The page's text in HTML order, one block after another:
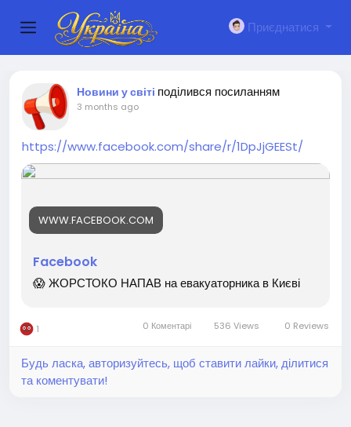
Приєднатися
Новини у світі поділився посиланням
3 months ago
https://www.facebook.com/share/r/1DpJjGEESt/
WWW.FACEBOOK.COM
Facebook
😱 ЖОРСТОКО НАПАВ на евакуаторника в Києві
1 0 Коментарі 536 Views 0 Reviews
Будь ласка, авторизуйтесь, щоб ставити лайки, ділитися
та коментувати!